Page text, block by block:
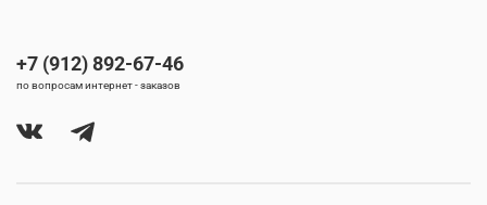
+7 (912) 892-67-46
по вопросам интернет - заказов